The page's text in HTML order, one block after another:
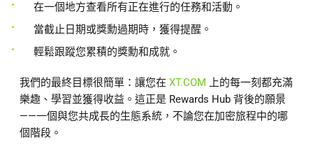
在一個地方查看所有正在進行的任務和活動。
當截止日期或獎勳過期時，獲得提醒。
輕鬆跟蹤您累積的獎勳和成就。
我們的最終目標很簡單：讓您在 XT.COM 上的每一刻都充滿
樂趣、學習並獲得收益。這正是 Rewards Hub 背後的願景
——一個與您共成長的生態系統，不論您在加密旅程中的哪
個階段。